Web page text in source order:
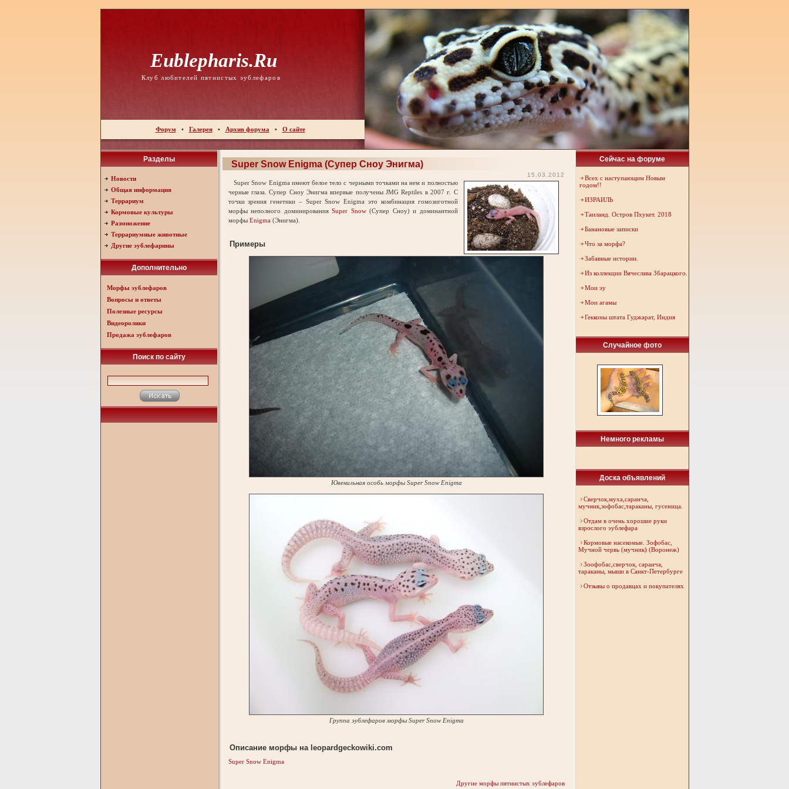
Eublepharis.ru
Клуб любителей пятнистых эублефаров
Форум • Галерея• Архив форума • О сайте
Разделы
Новости
Общая информация
Террариум
Кормовые культуры
Размножение
Террариумные животные
Другие эублефарины
Дополнительно
Морфы эублефаров
Вопросы и ответы
Полезные ресурсы
Видеоролики
Продажа эублефаров
Поиск по сайту
Сейчас на форуме
Всех с наступающим Новым
годом!!
ИЗРАИЛЬ
Таиланд. Остров Пхукет. 2018
Банановые записки
Что за морфа?
Забавные истории.
Из коллекции Вячеслава Збарацкого.
Мои эу
Мои агамы
Гекконы штата Гуджарат, Индия
Случайное фото
Немного рекламы
Доска объявлений
Сверчок,муха,саранча,
мучник,зофобас,тараканы, гусеница.
Отдам в очень хорошие руки
взрослого эублефара
Кормовые насекомые. Зофобас,
Мучной червь (мучник) (Воронеж)
Зоофобас,сверчок, саранча,
тараканы, мыши в Санкт-Петербурге
Отзывы о продавцах и покупателях
Super Snow Enigma (Супер Сноу Энигма)
15.03.2012
Super Snow Enigma имеют белое тело с черными точками на нем и полностью
черные глаза. Супер Сноу Энигма впервые получены JMG Reptiles в 2007 г. С
точки зрения генетики – Super Snow Enigma это комбинация гомозиготной
морфы неполного доминированияSuper Snow(Супер Сноу) и доминантной
морфы Enigma(Энигма).
Примеры
Ювенильная особь морфы Super Snow Enigma
Группа эублефаров морфы Super Snow Enigma
Описание морфы на leopardgeckowiki.com
Super Snow Enigma
Другие морфы пятнистых эублефаров